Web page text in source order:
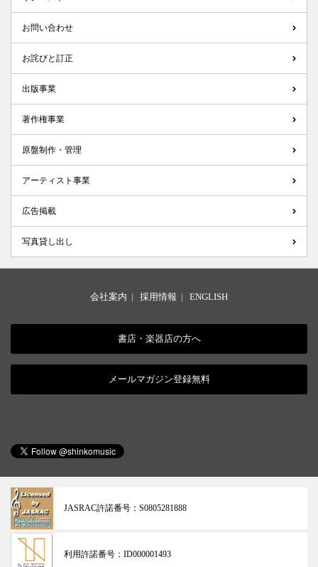
お問い合わせ
お詫びと訂正
出版事業
著作権事業
原盤制作・管理
アーティスト事業
広告掲載
写真貸し出し
会社案内 | 採用情報 | ENGLISH
書店・楽器店の方へ
メールマガジン登録無料
JASRAC許諾番号： S0805281888
利用許諾番号： ID000001493